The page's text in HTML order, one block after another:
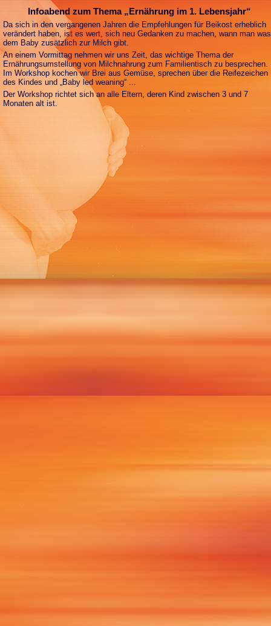
Infoabend zum Thema „Ernährung im 1. Lebensjahr“
Da sich in den vergangenen Jahren die Empfehlungen für Beikost erheblich
verändert haben, ist es wert, sich neu Gedanken zu machen, wann man was
dem Baby zusätzlich zur Milch gibt.
An einem Vormittag nehmen wir uns Zeit, das wichtige Thema der
Ernährungsumstellung von Milchnahrung zum Familientisch zu besprechen.
Im Workshop kochen wir Brei aus Gemüse, sprechen über die Reifezeichen
des Kindes und „Baby led weaning“ ...
Der Workshop richtet sich an alle Eltern, deren Kind zwischen 3 und 7
Monaten alt ist.